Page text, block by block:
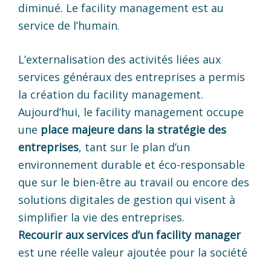
diminué. Le facility management est au
service de l’humain.
L’externalisation des activités liées aux
services généraux des entreprises a permis
la création du facility management.
Aujourd’hui, le facility management occupe
une place majeure dans la stratégie des
entreprises, tant sur le plan d’un
environnement durable et éco-responsable
que sur le bien-être au travail ou encore des
solutions digitales de gestion qui visent à
simplifier la vie des entreprises.
Recourir aux services d’un facility manager
est une réelle valeur ajoutée pour la société